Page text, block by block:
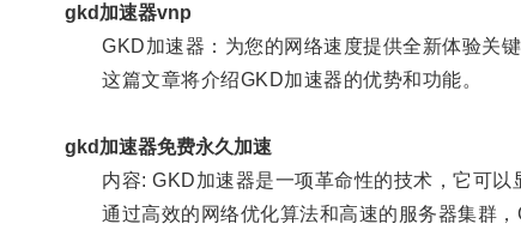
gkd加速器vnp
GKD加速器：为您的网络速度提供全新体验关键
这篇文章将介绍GKD加速器的优势和功能。
gkd加速器免费永久加速
内容: GKD加速器是一项革命性的技术，它可以
通过高效的网络优化算法和高速的服务器集群，